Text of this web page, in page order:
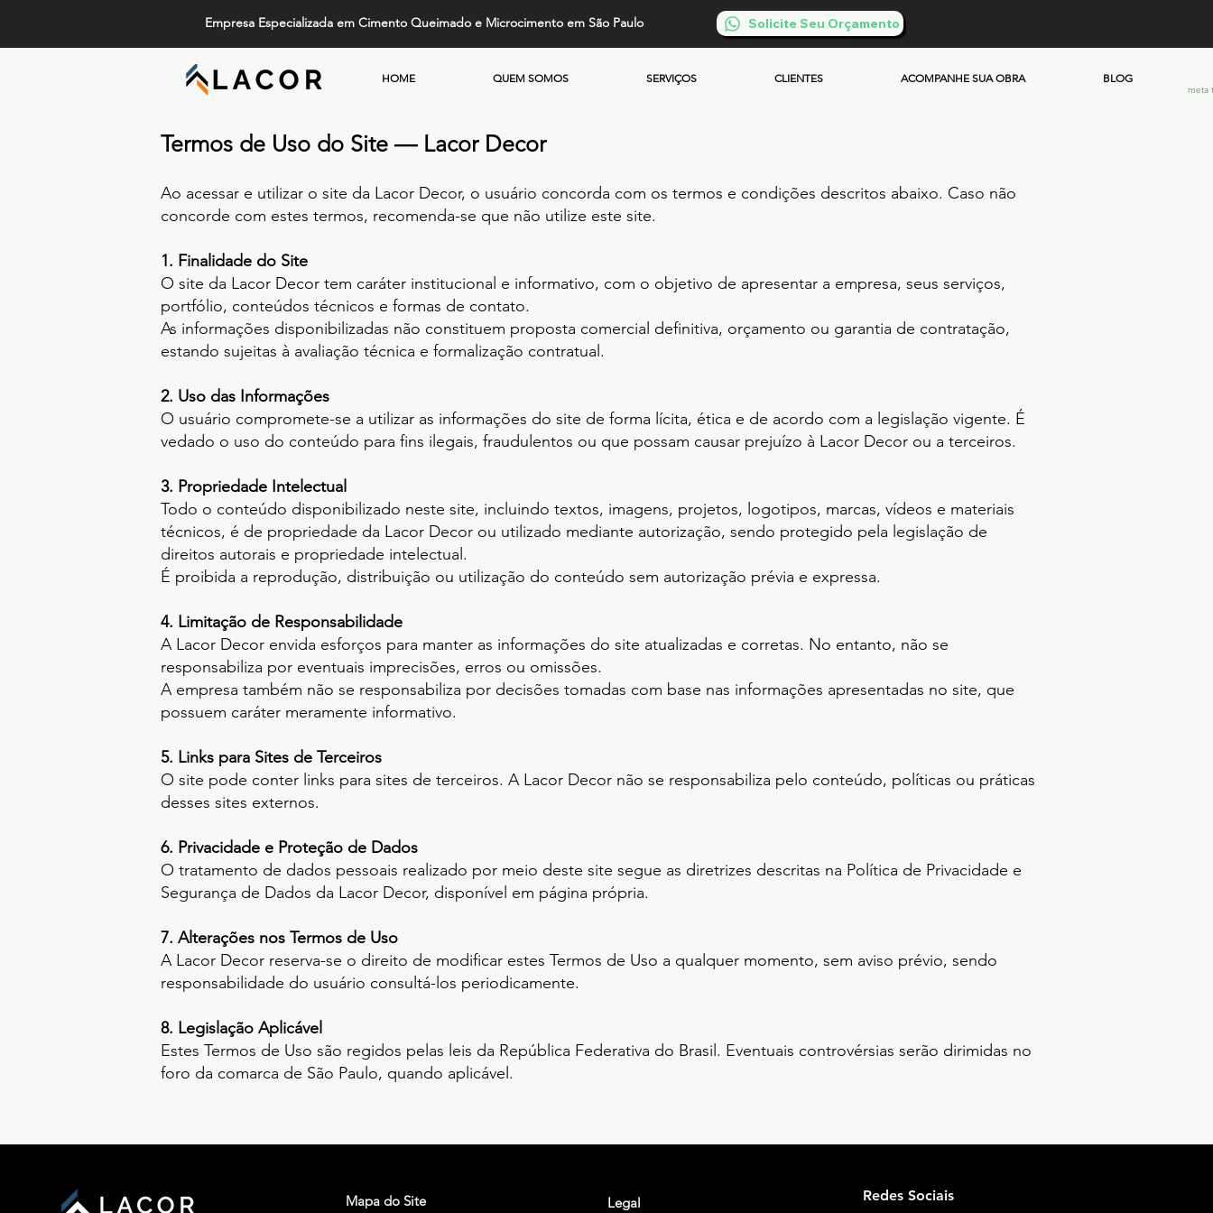
Empresa Especializada em Cimento Queimado e Microcimento em São Paulo Solicite Seu Orçamento
HOME QUEM SOMOS SERVIÇOS CLIENTES ACOMPANHE SUA OBRA BLOG
meta
Termos de Uso do Site — Lacor Decor
Ao acessar e utilizar o site da Lacor Decor, o usuário concorda com os termos e condições descritos abaixo. Caso não
concorde com estes termos, recomenda-se que não utilize este site.
1. Finalidade do Site
O site da Lacor Decor tem caráter institucional e informativo, com o objetivo de apresentar a empresa, seus serviços,
portfólio, conteúdos técnicos e formas de contato.
As informações disponibilizadas não constituem proposta comercial definitiva, orçamento ou garantia de contratação,
estando sujeitas à avaliação técnica e formalização contratual.
2. Uso das Informações
O usuário compromete-se a utilizar as informações do site de forma lícita, ética e de acordo com a legislação vigente. É
vedado o uso do conteúdo para fins ilegais, fraudulentos ou que possam causar prejuízo à Lacor Decor ou a terceiros.
3. Propriedade Intelectual
Todo o conteúdo disponibilizado neste site, incluindo textos, imagens, projetos, logotipos, marcas, vídeos e materiais
técnicos, é de propriedade da Lacor Decor ou utilizado mediante autorização, sendo protegido pela legislação de
direitos autorais e propriedade intelectual.
É proibida a reprodução, distribuição ou utilização do conteúdo sem autorização prévia e expressa.
4. Limitação de Responsabilidade
A Lacor Decor envida esforços para manter as informações do site atualizadas e corretas. No entanto, não se
responsabiliza por eventuais imprecisões, erros ou omissões.
A empresa também não se responsabiliza por decisões tomadas com base nas informações apresentadas no site, que
possuem caráter meramente informativo.
5. Links para Sites de Terceiros
O site pode conter links para sites de terceiros. A Lacor Decor não se responsabiliza pelo conteúdo, políticas ou práticas
desses sites externos.
6. Privacidade e Proteção de Dados
O tratamento de dados pessoais realizado por meio deste site segue as diretrizes descritas na Política de Privacidade e
Segurança de Dados da Lacor Decor, disponível em página própria.
7. Alterações nos Termos de Uso
A Lacor Decor reserva-se o direito de modificar estes Termos de Uso a qualquer momento, sem aviso prévio, sendo
responsabilidade do usuário consultá-los periodicamente.
8. Legislação Aplicável
Estes Termos de Uso são regidos pelas leis da República Federativa do Brasil. Eventuais controvérsias serão dirimidas no
foro da comarca de São Paulo, quando aplicável.
Mapa do Site Legal Redes Sociais